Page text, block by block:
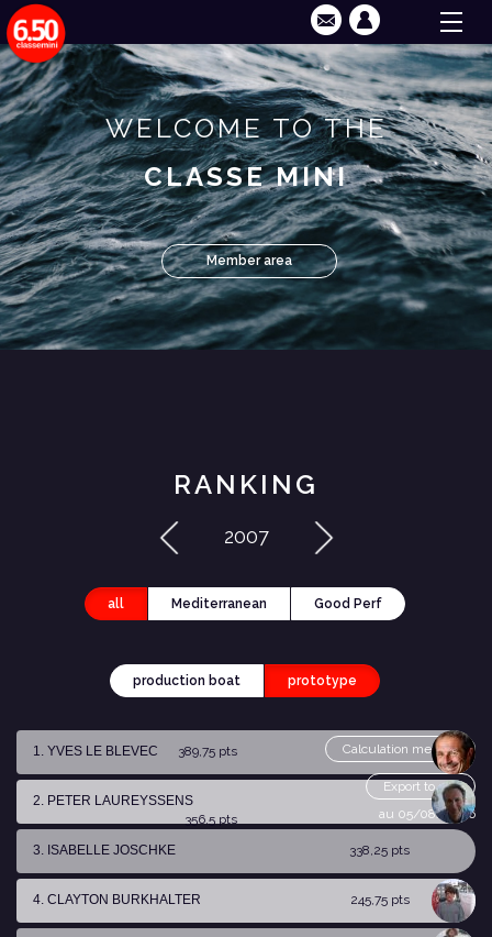
WELCOME TO THE
CLASSE MINI
Member area
RANKING
2007
all Mediterranean Good Perf
production boat prototype
Calculation method
Export to csv
au 05/08/2026
1. YVES LE BLEVEC 389,75 pts
2. PETER LAUREYSSENS
356,5 pts
3. ISABELLE JOSCHKE
338,25 pts
4. CLAYTON BURKHALTER 245,75 pts